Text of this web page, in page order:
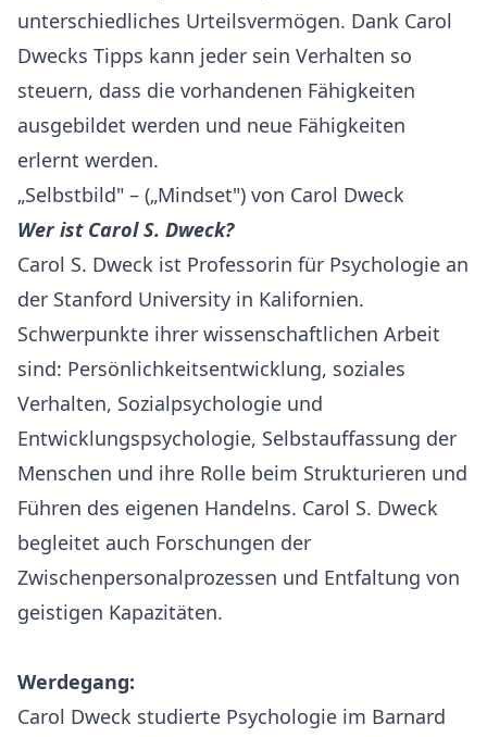
unterschiedliches Urteilsvermögen. Dank Carol
Dwecks Tipps kann jeder sein Verhalten so
steuern, dass die vorhandenen Fähigkeiten
ausgebildet werden und neue Fähigkeiten
erlernt werden.
„Selbstbild" – („Mindset") von Carol Dweck
Wer ist Carol S. Dweck?
Carol S. Dweck ist Professorin für Psychologie an
der Stanford University in Kalifornien.
Schwerpunkte ihrer wissenschaftlichen Arbeit
sind: Persönlichkeitsentwicklung, soziales
Verhalten, Sozialpsychologie und
Entwicklungspsychologie, Selbstauffassung der
Menschen und ihre Rolle beim Strukturieren und
Führen des eigenen Handelns. Carol S. Dweck
begleitet auch Forschungen der
Zwischenpersonalprozessen und Entfaltung von
geistigen Kapazitäten.
Werdegang:
Carol Dweck studierte Psychologie im Barnard